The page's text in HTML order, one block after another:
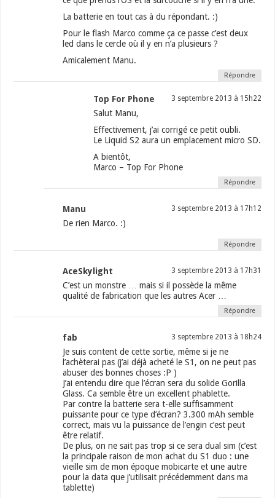
La batterie en tout cas à du répondant. :)
Pour le flash Marco comme ça ce passe c’est deux
led dans le cercle où il y en n’a plusieurs ?
Amicalement Manu.
Répondre
Top For Phone 3 septembre 2013 à 15h22
Salut Manu,
Effectivement, j’ai corrigé ce petit oubli.
Le Liquid S2 aura un emplacement micro SD.
A bientôt,
Marco – Top For Phone
Répondre
Manu 3 septembre 2013 à 17h12
De rien Marco. :)
Répondre
AceSkylight 3 septembre 2013 à 17h31
C’est un monstre … mais si il possède la même
qualité de fabrication que les autres Acer …
Répondre
fab 3 septembre 2013 à 18h24
Je suis content de cette sortie, même si je ne
l’achèterai pas (j’ai déjà acheté le S1, on ne peut pas
abuser des bonnes choses :P )
J’ai entendu dire que l’écran sera du solide Gorilla
Glass. Ca semble être un excellent phablette.
Par contre la batterie sera t-elle suffisamment
puissante pour ce type d’écran? 3.300 mAh semble
correct, mais vu la puissance de l’engin c’est peut
être relatif.
De plus, on ne sait pas trop si ce sera dual sim (c’est
la principale raison de mon achat du S1 duo : une
vieille sim de mon époque mobicarte et une autre
pour la data que j’utilisait précédemment dans ma
tablette)